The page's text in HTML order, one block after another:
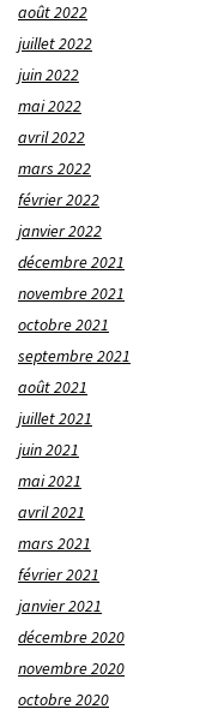
août 2022
juillet 2022
juin 2022
mai 2022
avril 2022
mars 2022
février 2022
janvier 2022
décembre 2021
novembre 2021
octobre 2021
septembre 2021
août 2021
juillet 2021
juin 2021
mai 2021
avril 2021
mars 2021
février 2021
janvier 2021
décembre 2020
novembre 2020
octobre 2020